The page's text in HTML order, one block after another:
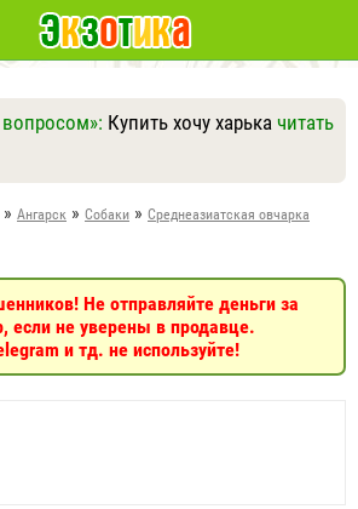
Купить хочу харька читать
Другие вопросы
Задать вопрос
» Ангарск » Собаки » Среднеазиатская овчарка
Не отправляйте деньги за
если не уверены в продавце.
и тд. не используйте!